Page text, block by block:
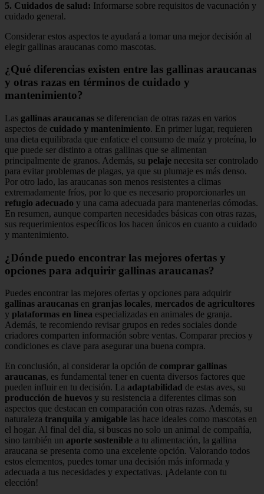
5. Cuidados de salud: Informarse sobre requisitos de vacunación y
cuidado general.
Considerar estos aspectos te ayudará a tomar una mejor decisión al
elegir gallinas araucanas como mascotas.
¿Qué diferencias existen entre las gallinas araucanas
y otras razas en términos de cuidado y
mantenimiento?
Las gallinas araucanas se diferencian de otras razas en varios
aspectos de cuidado y mantenimiento. En primer lugar, requieren
una dieta equilibrada que enfatice el consumo de maíz y proteína, lo
que puede ser distinto a otras gallinas que se alimentan
principalmente de granos. Además, su pelaje necesita ser controlado
para evitar problemas de plagas, ya que su plumaje es más denso.
Por otro lado, las araucanas son menos resistentes a climas
extremadamente fríos, por lo que es necesario proporcionarles un
refugio adecuado y una cama adecuada para mantenerlas cómodas.
En resumen, aunque comparten necesidades básicas con otras razas,
sus requerimientos específicos los hacen únicos en cuanto a cuidado
y mantenimiento.
¿Dónde puedo encontrar las mejores ofertas y
opciones para adquirir gallinas araucanas?
Puedes encontrar las mejores ofertas y opciones para adquirir
gallinas araucanas en granjas locales, mercados de agricultores
y plataformas en línea especializadas en animales de granja.
Además, te recomiendo revisar grupos en redes sociales donde
criadores comparten información sobre ventas. Comparar precios y
condiciones es clave para asegurar una buena compra.
En conclusión, al considerar la opción de comprar gallinas
araucanas, es fundamental tener en cuenta diversos factores que
pueden influir en tu decisión. La adaptabilidad de estas aves, su
producción de huevos y su resistencia a diferentes climas son
aspectos que destacan en comparación con otras razas. Además, su
naturaleza tranquila y amigable las hace ideales como mascotas en
el hogar. Al final del día, si buscas no solo un animal de compañía,
sino también un aporte sostenible a tu alimentación, la gallina
araucana se presenta como una excelente opción. Valorando todos
estos elementos, puedes tomar una decisión más informada y
adecuada a tus necesidades y expectativas. ¡Adelante con tu
elección!